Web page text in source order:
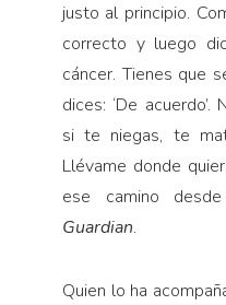
justo al principio.
correcto y luego
cáncer. Tienes que
dices: ‘De
si te niegas, te
Llévame donde
ese camino
Guardian.
Quien lo ha